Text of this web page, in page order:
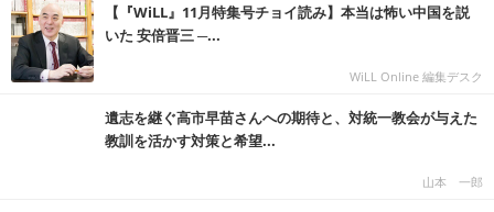
【『WiLL』11月特集号チョイ読み】本当は怖い中国を説
いた 安倍晋三 ─...
WiLL Online 編集デスク
遺志を継ぐ高市早苗さんへの期待と、対統一教会が与えた
教訓を活かす対策と希望...
山本 一郎